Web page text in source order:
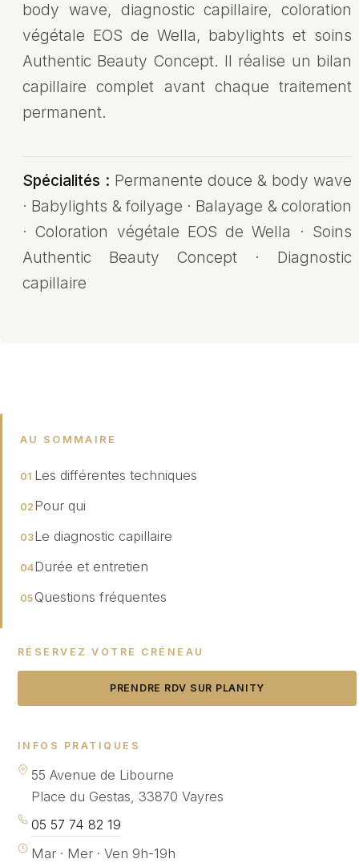
body wave, diagnostic capillaire, coloration
végétale EOS de Wella, babylights et soins
Authentic Beauty Concept. Il réalise un bilan
capillaire complet avant chaque traitement
permanent.
Spécialités : Permanente douce & body wave
· Babylights & foilyage · Balayage & coloration
· Coloration végétale EOS de Wella · Soins
Authentic Beauty Concept · Diagnostic
capillaire
AU SOMMAIRE
Les différentes techniques
Pour qui
Le diagnostic capillaire
Durée et entretien
Questions fréquentes
RÉSERVEZ VOTRE CRÉNEAU
PRENDRE RDV SUR PLANITY
INFOS PRATIQUES
55 Avenue de Libourne
Place du Gestas, 33870 Vayres
05 57 74 82 19
Mar · Mer · Ven 9h-19h